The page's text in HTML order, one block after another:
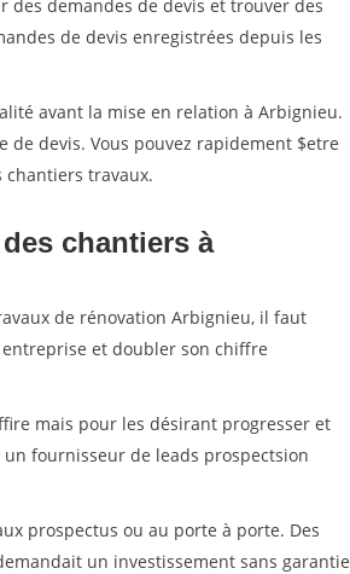
demandes de devis et trouver des
de devis enregistrées depuis les
avant la mise en relation à Arbignieu.
devis. Vous pouvez rapidement $etre
travaux.
chantiers à
de rénovation Arbignieu, il faut
et doubler son chiffre
mais pour les désirant progresser et
fournisseur de leads prospectsion
prospectus ou au porte à porte. Des
un investissement sans garantie